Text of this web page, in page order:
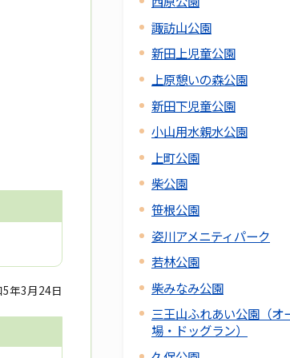
年3月24日
諏訪山公園
新田上児童公園
上原憩いの森公園
新田下児童公園
小山用水親水公園
上町公園
柴公園
笹根公園
姿川アメニティパーク
若林公園
柴みなみ公園
三王山ふれあい公園（オ
場・ドッグラン）